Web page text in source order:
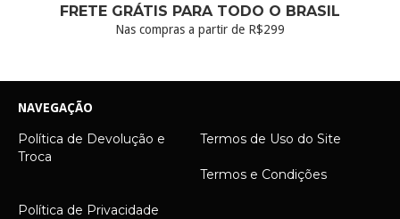
FRETE GRÁTIS PARA TODO O BRASIL
Nas compras a partir de R$299
NAVEGAÇÃO
Política de Devolução e
Troca
Termos de Uso do Site
Termos e Condições
Política de Privacidade